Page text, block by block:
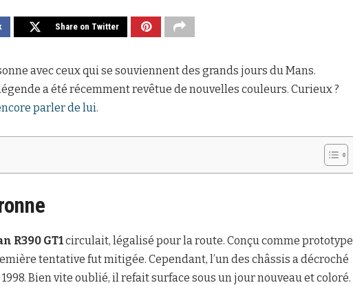
Share on Twitter
avec ceux qui se souviennent des grands jours du Mans.
a été récemment revêtue de nouvelles couleurs. Curieux ?
parler de lui.
R390 GT1circulait, légalisé pour la route. Conçu comme prototype
tentative fut mitigée. Cependant, l’un des châssis a décroché
Bien vite oublié, il refait surface sous un jour nouveau et coloré.